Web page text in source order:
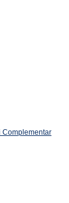
Complementar